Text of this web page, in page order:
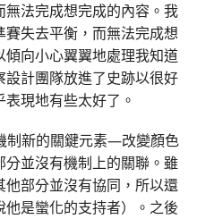
法完成想完成的內容。我
失去平衡，而無法完成想
向小心翼翼地處理我知道
計團隊放進了史跡以很好
現地有些太好了。
制新的關鍵元素—改變顏色
並沒有機制上的關聯。雖
部分並沒有協同，所以還
是蠻化的支持者）。之後